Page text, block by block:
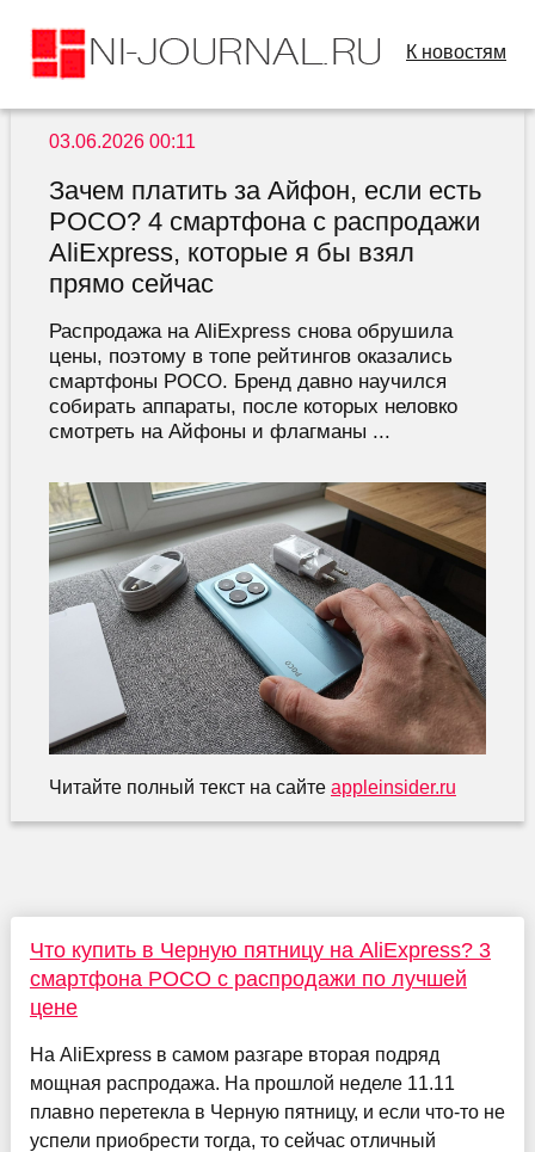
К новостям
03.06.2026 00:11
Зачем платить за Айфон, если есть
POCO? 4 смартфона с распродажи
AliExpress, которые я бы взял
прямо сейчас
Распродажа на AliExpress снова обрушила
цены, поэтому в топе рейтингов оказались
смартфоны POCO. Бренд давно научился
собирать аппараты, после которых неловко
смотреть на Айфоны и флагманы ...
Читайте полный текст на сайте appleinsider.ru
Что купить в Черную пятницу на AliExpress? 3
смартфона POCO с распродажи по лучшей
цене
На AliExpress в самом разгаре вторая подряд
мощная распродажа. На прошлой неделе 11.11
плавно перетекла в Черную пятницу, и если что-то не
успели приобрести тогда, то сейчас отличный